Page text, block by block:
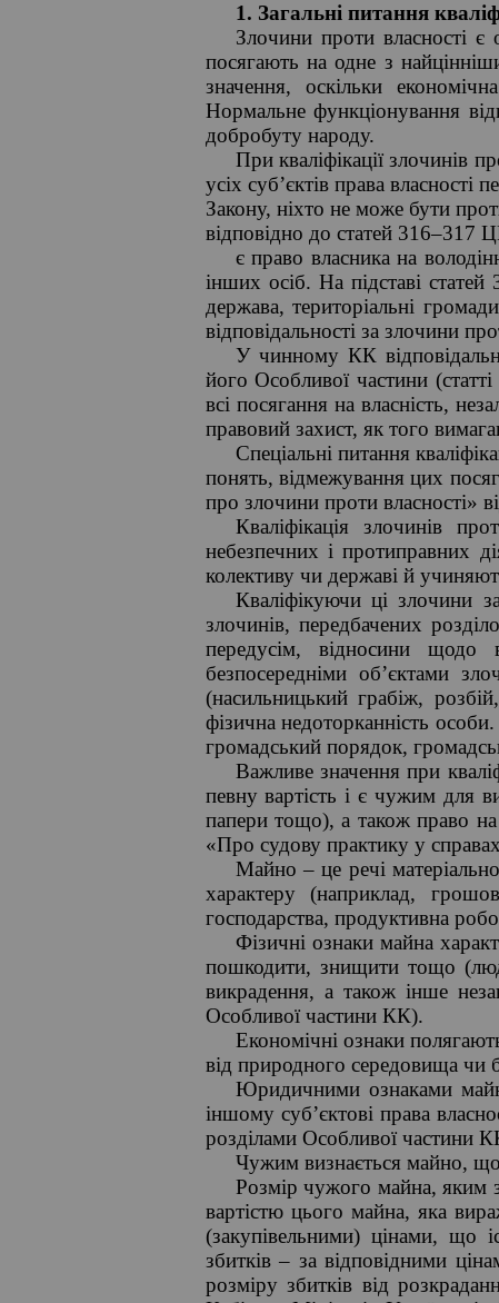
1. Загальні питання
Злочини проти власності
посягають на одне з
значення, оскільки
Нормальне функціонування
добробуту народу.
При кваліфікації злочинів
усіх суб’єктів права
Закону, ніхто не може бути
відповідно до статей 316–317
є право власника на
інших осіб. На підставі
держава, територіальні
відповідальності за злочини
У чинному КК
його Особливої частини
всі посягання на власність,
правовий захист, як того
Спеціальні питання
понять, відмежування цих
про злочини проти власності»
Кваліфікація злочинів
небезпечних і протиправних
колективу чи державі й
Кваліфікуючи ці злочини
злочинів, передбачених
передусім, відносини щодо
безпосередніми об’єктами
(насильницький грабіж,
фізична недоторканність
громадський порядок,
Важливе значення при
певну вартість і є чужим для
папери тощо), а також право
«Про судову практику у
Майно – це речі
характеру (наприклад,
господарства, продуктивна
Фізичні ознаки майна
пошкодити, знищити тощо
викрадення, а також інше
Особливої частини КК).
Економічні ознаки
від природного середовища чи
Юридичними ознаками
іншому суб’єктові права
розділами Особливої частини
Чужим визнається майно, що
Розмір чужого майна, яким
вартістю цього майна, яка
(закупівельними) цінами, що
збитків – за відповідними
розміру збитків від